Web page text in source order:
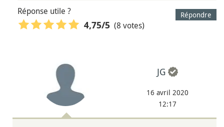
Répondre
Réponse utile ?
4,75/5 (8 votes)
JG
16 avril 2020
12:17